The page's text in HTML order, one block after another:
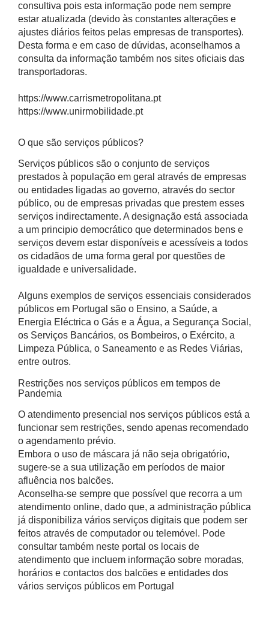
consultiva pois esta informação pode nem sempre
estar atualizada (devido às constantes alterações e
ajustes diários feitos pelas empresas de transportes).
Desta forma e em caso de dúvidas, aconselhamos a
consulta da informação também nos sites oficiais das
transportadoras.
https://www.carrismetropolitana.pt
https://www.unirmobilidade.pt
O que são serviços públicos?
Serviços públicos são o conjunto de serviços
prestados à população em geral através de empresas
ou entidades ligadas ao governo, através do sector
público, ou de empresas privadas que prestem esses
serviços indirectamente. A designação está associada
a um principio democrático que determinados bens e
serviços devem estar disponíveis e acessíveis a todos
os cidadãos de uma forma geral por questões de
igualdade e universalidade.
Alguns exemplos de serviços essenciais considerados
públicos em Portugal são o Ensino, a Saúde, a
Energia Eléctrica o Gás e a Água, a Segurança Social,
os Serviços Bancários, os Bombeiros, o Exército, a
Limpeza Pública, o Saneamento e as Redes Viárias,
entre outros.
Restrições nos serviços públicos em tempos de
Pandemia
O atendimento presencial nos serviços públicos está a
funcionar sem restrições, sendo apenas recomendado
o agendamento prévio.
Embora o uso de máscara já não seja obrigatório,
sugere-se a sua utilização em períodos de maior
afluência nos balcões.
Aconselha-se sempre que possível que recorra a um
atendimento online, dado que, a administração pública
já disponibiliza vários serviços digitais que podem ser
feitos através de computador ou telemóvel. Pode
consultar também neste portal os locais de
atendimento que incluem informação sobre moradas,
horários e contactos dos balcões e entidades dos
vários serviços públicos em Portugal